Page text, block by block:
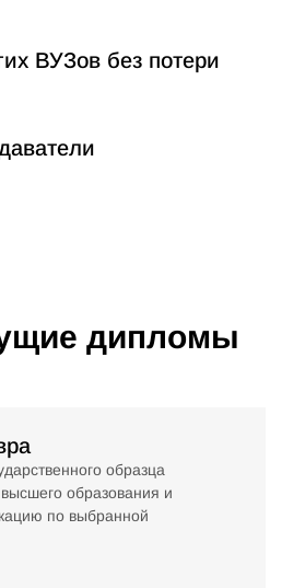
ВУЗов без потери
дипломы
образца
образования и
по выбранной